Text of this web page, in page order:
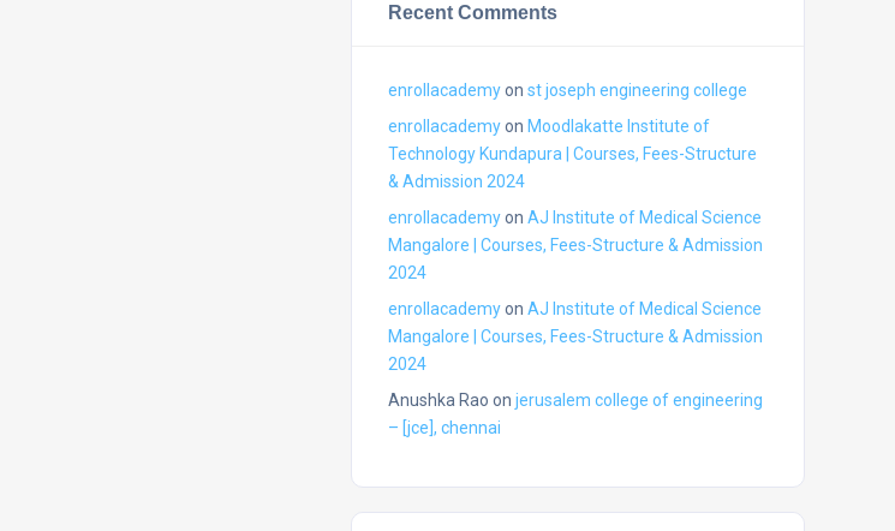
Recent Comments
enrollacademyon st joseph engineering college
enrollacademyon Moodlakatte Institute of
Technology Kundapura | Courses, Fees-Structure
& Admission 2024
enrollacademyon AJ Institute of Medical Science
Mangalore | Courses, Fees-Structure & Admission
2024
enrollacademyon AJ Institute of Medical Science
Mangalore | Courses, Fees-Structure & Admission
2024
Anushka Rao on jerusalem college of engineering
– [jce], chennai